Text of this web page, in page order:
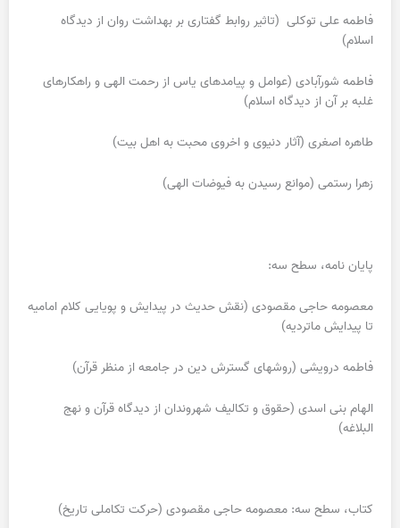
فاطمه علی توکلی (تاثیر روابط گفتاری بر بهداشت روان از دیدگاه
اسلام)
فاطمه شورآبادی (عوامل و پیامدهای یاس از رحمت الهی و راهکارهای
غلبه بر آن از دیدگاه اسلام)
طاهره اصغری (آثار دنیوی و اخروی محبت به اهل بیت)
زهرا رستمی (موانع رسیدن به فیوضات الهی)
پایان نامه، سطح سه:
معصومه حاجی مقصودی (نقش حدیث در پیدایش و پویایی کلام امامیه
تا پیدایش ماتردیه)
فاطمه درویشی (روش‎های گسترش دین در جامعه از منظر قرآن)
الهام بنی اسدی (حقوق و تکالیف شهروندان از دیدگاه قرآن و نهج
البلاغه)
کتاب، سطح سه: معصومه حاجی مقصودی (حرکت تکاملی تاریخ)